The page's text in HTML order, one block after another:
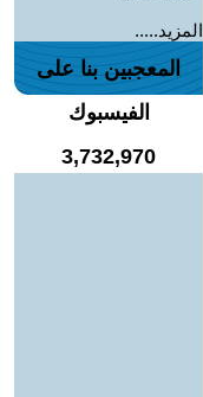
المزيد.....
المعجبين بنا على
الفيسبوك
3,732,970